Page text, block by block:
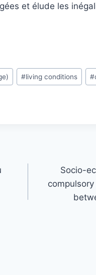
et élude les
#living conditions #
Socio-